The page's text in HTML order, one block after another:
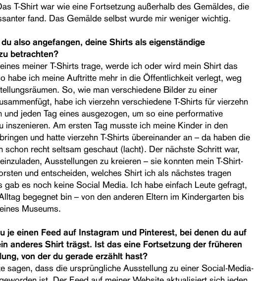
T-Shirt war wie eine Fortsetzung außerhalb des Gemäldes, die
fand. Das Gemälde selbst wurde mir weniger wichtig.
also angefangen, deine Shirts als eigenständige
betrachten?
meiner T-Shirts trage, werde ich oder wird mein Shirt das
habe ich meine Auftritte mehr in die Öffentlichkeit verlegt, weg
So, wie man verschiedene Bilder zu einer
habe ich vierzehn verschiedene T-Shirts für vierzehn
und jeden Tag eines ausgezogen, um so eine performative
inszenieren. Am ersten Tag musste ich meine Kinder in den
und hatte vierzehn T-Shirts übereinander an – da haben die
schon recht seltsam geschaut (lacht). Der nächste Schritt war,
Ausstellungen zu kreieren – sie konnten mein T-Shirt-
und entscheiden, welches Shirt ich als nächstes tragen
gab es noch keine Social Media. Ich habe einfach Leute gefragt,
begegnet bin – von den anderen Eltern im Kindergarten bis
Museums.
je einen Feed auf Instagram und Pinterest, bei denen du auf
anderes Shirt trägst. Ist das eine Fortsetzung der früheren
von der du gerade erzählt hast?
sagen, dass die ursprüngliche Ausstellung zu einer Social-Media-